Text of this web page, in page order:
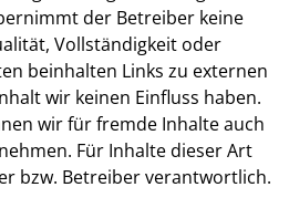
der Betreiber keine
Vollständigkeit oder
beinhalten Links zu externen
wir keinen Einfluss haben.
wir für fremde Inhalte auch
Für Inhalte dieser Art
bzw. Betreiber verantwortlich.